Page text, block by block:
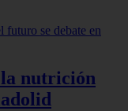
nutrición